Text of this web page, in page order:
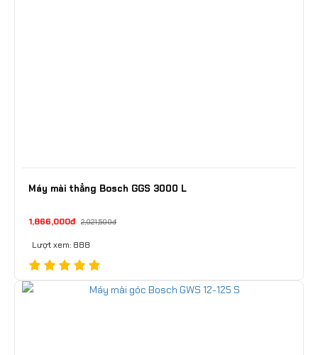
Máy mài thẳng Bosch GGS 3000 L
1,866,000đ 2,021,500đ
Lượt xem: 888